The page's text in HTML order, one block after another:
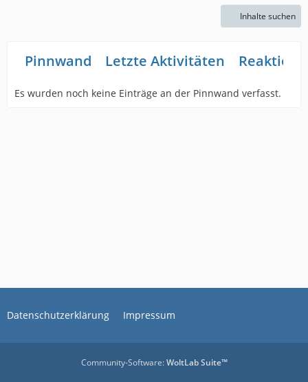
Inhalte suchen
Pinnwand Letzte Aktivitäten
Es wurden noch keine Einträge an der Pinnwand verfasst.
Datenschutzerklärung Impressum
Community-Software:WoltLab Suite™